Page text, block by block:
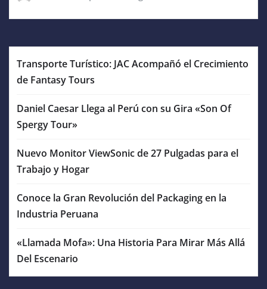
Transporte Turístico: JAC Acompañó el Crecimiento
de Fantasy Tours
Daniel Caesar Llega al Perú con su Gira «Son Of
Spergy Tour»
Nuevo Monitor ViewSonic de 27 Pulgadas para el
Trabajo y Hogar
Conoce la Gran Revolución del Packaging en la
Industria Peruana
«Llamada Mofa»: Una Historia Para Mirar Más Allá
Del Escenario